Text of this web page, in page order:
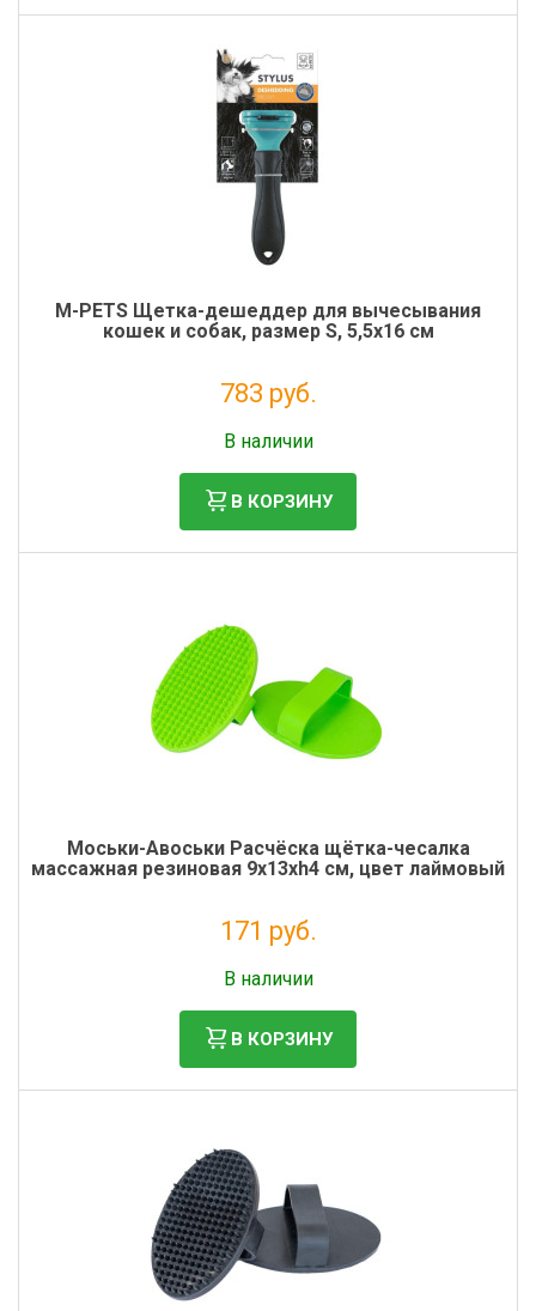
M-PETS Щетка-дешеддер для вычесывания
кошек и собак, размер S, 5,5x16 см
783 руб.
В наличии
В КОРЗИНУ
Моськи-Авоськи Расчёска щётка-чесалка
массажная резиновая 9х13хh4 см, цвет лаймовый
171 руб.
В наличии
В КОРЗИНУ